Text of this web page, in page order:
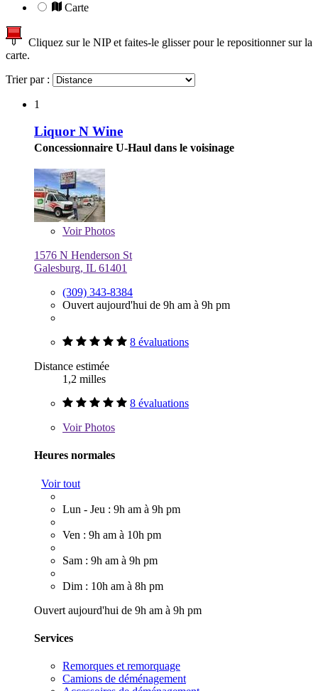
Carte
Cliquez sur le NIP et faites-le glisser pour le repositionner sur la
carte.
Trier par :
1
Liquor N Wine
Concessionnaire U-Haul dans le voisinage
VoirPhotos
1576 N Henderson St
Galesburg, IL 61401
(309) 343-8384
Ouvert aujourd'hui de 9h am à 9h pm
8 évaluations
Distance estimée
1,2 milles
8 évaluations
VoirPhotos
Heures normales
Voir tout
Lun - Jeu : 9h am à 9h pm
Ven : 9h am à 10h pm
Sam : 9h am à 9h pm
Dim : 10h am à 8h pm
Ouvert aujourd'hui de 9h am à 9h pm
Services
Remorques et remorquage
Camions de déménagement